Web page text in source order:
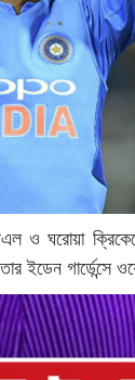
ও ঘরোয়া
ইডেন গার্ডেন্সে